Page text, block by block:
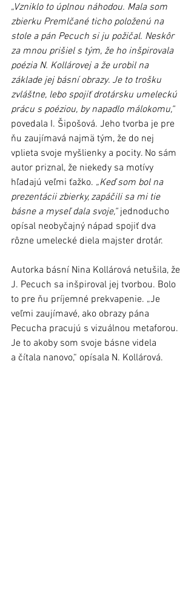
„Vzniklo to úplnou náhodou. Mala som
zbierku Premlčané ticho položenú na
stole a pán Pecuch si ju požičal. Neskôr
za mnou prišiel s tým, že ho inšpirovala
poézia N. Kollárovej a že urobil na
základe jej básní obrazy. Je to trošku
zvláštne, lebo spojiť drotársku umeleckú
prácu s poéziou, by napadlo málokomu,“
povedala I. Šipošová. Jeho tvorba je pre
ňu zaujímavá najmä tým, že do nej
vplieta svoje myšlienky a pocity. No sám
autor priznal, že niekedy sa motívy
hľadajú veľmi ťažko. „Keď som bol na
prezentácii zbierky, zapáčili sa mi tie
básne a myseľ dala svoje,“ jednoducho
opísal neobyčajný nápad spojiť dva
rôzne umelecké diela majster drotár.
Autorka básní Nina Kollárová netušila, že
J. Pecuch sa inšpiroval jej tvorbou. Bolo
to pre ňu príjemné prekvapenie. „Je
veľmi zaujímavé, ako obrazy pána
Pecucha pracujú s vizuálnou metaforou.
Je to akoby som svoje básne videla
a čítala nanovo,“ opísala N. Kollárová.